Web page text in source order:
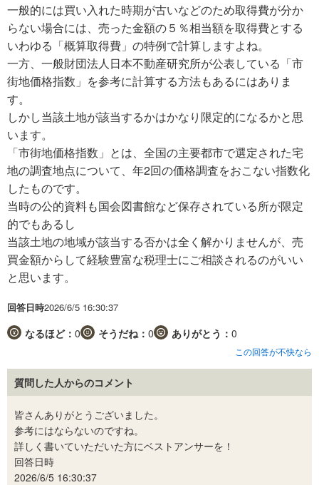
一般的には買い入れた時期が古いなどのため取得費が分か
らない場合には、売った金額の５％相当額を取得費とする
いわゆる「概算取得費」の特例で計算しますよね。
一方、一般財団法人日本不動産研究所が公表している「市
街地価格指数」を参考に計算する方法もあるにはありま
す。
しかし当該土地が該当するかはかなり限定的になるかと思
います。
「市街地価格指数」とは、全国の主要都市で選定された宅
地の調査地点について、年2回の価格調査をおこない指数化
したものです。
当時の公的資料も国会図書館など保存されている所が限定
的でもあるし
当該土地の地域が該当する否かは全く解かりませんが、売
買金額からして経験豊富な税理士にご相談されるのがいい
と思います。
回答日時2026/6/5 16:30:37
なるほど： 0 そうだね： 0 ありがとう： 0
この回答が不快なら
質問した人からのコメント
皆さんありがとうございました。
参考にはならないのですね。
詳しく書いていただいた方にベストアンサーを！
回答日時
2026/6/5 16:30:37